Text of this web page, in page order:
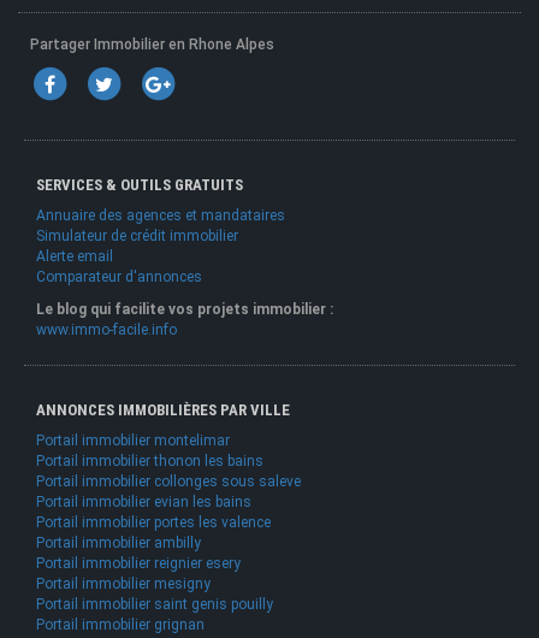
Partager Immobilier en Rhone Alpes
SERVICES & OUTILS GRATUITS
Annuaire des agences et mandataires
Simulateur de crédit immobilier
Alerte email
Comparateur d'annonces
Le blog qui facilite vos projets immobilier :
www.immo-facile.info
ANNONCES IMMOBILIÈRES PAR VILLE
Portail immobilier montelimar
Portail immobilier thonon les bains
Portail immobilier collonges sous saleve
Portail immobilier evian les bains
Portail immobilier portes les valence
Portail immobilier ambilly
Portail immobilier reignier esery
Portail immobilier mesigny
Portail immobilier saint genis pouilly
Portail immobilier grignan